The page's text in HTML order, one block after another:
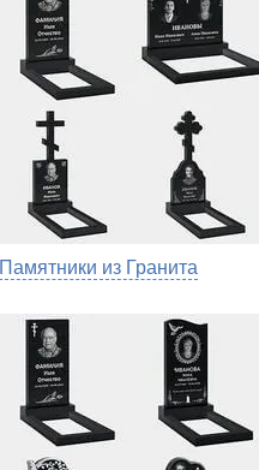
Памятники из Гранита